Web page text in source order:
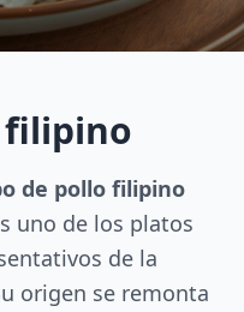
filipino
de pollo filipino
uno de los platos
de la
origen se remonta